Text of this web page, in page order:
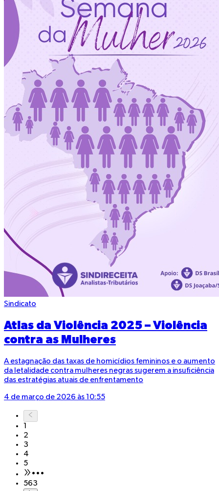
Sindicato
Atlas da Violência 2025 – Violência
contra as Mulheres
A estagnação das taxas de homicídios femininos e o aumento
da letalidade contra mulheres negras sugerem a insuficiência
das estratégias atuais de enfrentamento
4 de março de 2026 às 10:55
1
2
3
4
5
•••
563